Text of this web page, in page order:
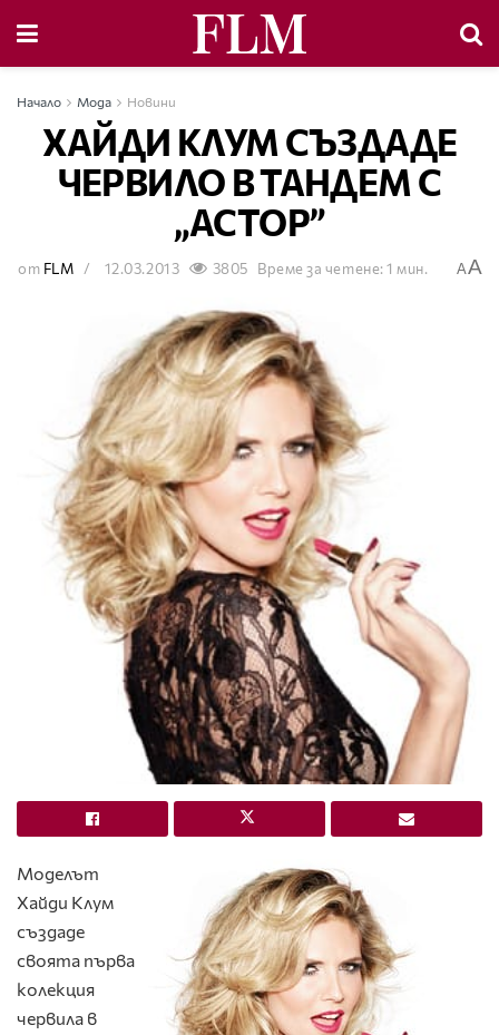
Начало Мода Новини
ХАЙДИ КЛУМ СЪЗДАДЕ
ЧЕРВИЛО В ТАНДЕМ С
„АСТОР”
от FLM 12.03.2013 3805 Време за четене: 1 мин. AA
Моделът
Хайди Клум
създаде
своята първа
колекция
червила в